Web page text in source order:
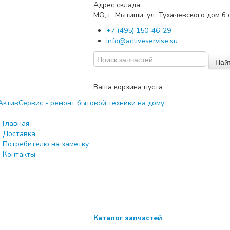
Адрес склада:
МО, г. Мытищи. ул. Тухачевского дом 6
+7 (495) 150-46-29
info@activeservise.su
Ваша корзина пуста
Главная
Доставка
Потребителю на заметку
Контакты
Каталог запчастей